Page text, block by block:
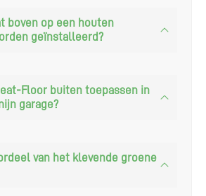
boven op een houten
geïnstalleerd?
Floor buiten toepassen in
garage?
van het klevende groene